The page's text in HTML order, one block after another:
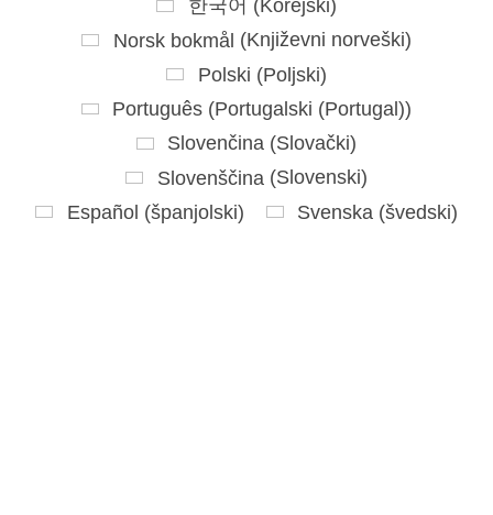
한국어 (Korejski)
Norsk bokmål (Književni norveški)
Polski (Poljski)
Português (Portugalski (Portugal))
Slovenčina (Slovački)
Slovenščina (Slovenski)
Español (španjolski) Svenska (švedski)